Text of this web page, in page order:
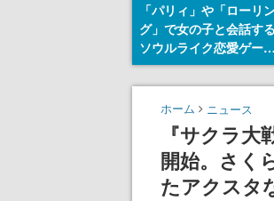
「パリィ」や「ローリ
グ」で女の子と会話する
ソウルライク恋愛ゲーム
『小早川さんはソウル
イク』無料公開。返事
失敗すると「YOU
DIED」
ホーム ニュース
『サクラ
開始。さく
たアクスタ